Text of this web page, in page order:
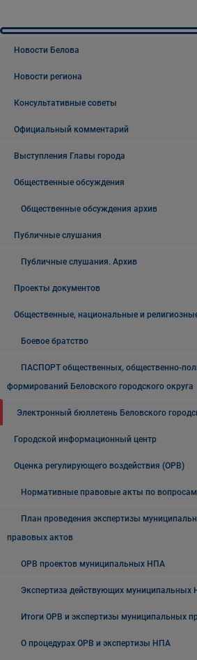
Новости Белова
Новости региона
Консультативные советы
Официальный комментарий
Выступления Главы города
Общественные обсуждения
Общественные обсуждения архив
Публичные слушания
Публичные слушания. Архив
Проекты документов
Общественные, национальные и
Боевое братство
ПАСПОРТ общественных, общественно-
формирований Беловского городского округа
Электронный бюллетень Беловского
Городской информационный центр
Оценка регулирующего воздействия (ОРВ)
Нормативные правовые акты по
План проведения экспертизы
правовых актов
ОРВ проектов муниципальных НПА
Экспертиза действующих муниципальных
Итоги ОРВ и экспертизы муниципальных
О процедурах ОРВ и экспертизы НПА